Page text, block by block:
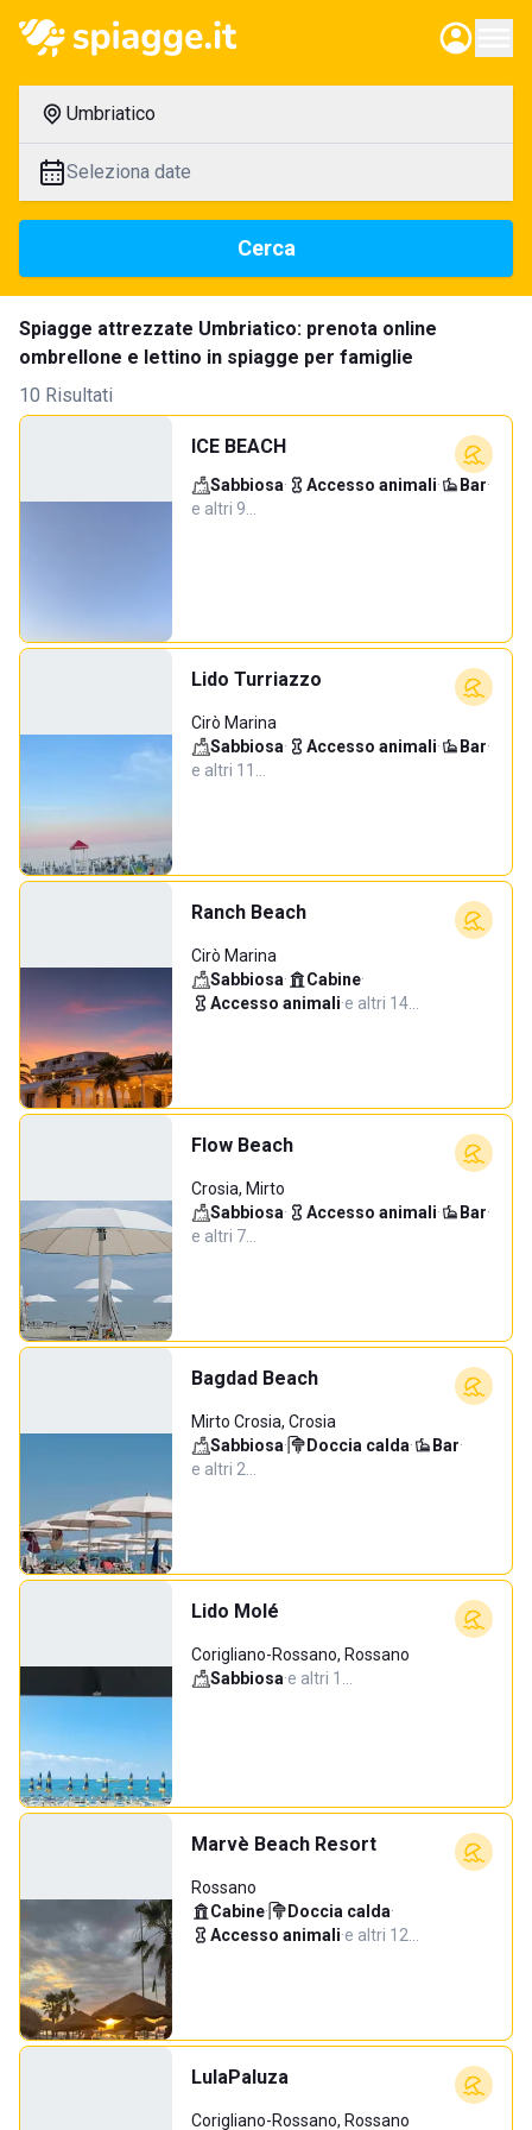
Umbriatico
Seleziona date
Cerca
Spiagge attrezzate Umbriatico: prenota online
ombrellone e lettino in spiagge per famiglie
10 Risultati
ICE BEACH
Sabbiosa· Accesso animali· Bar·
e altri 9…
Lido Turriazzo
Cirò Marina
Sabbiosa· Accesso animali· Bar·
e altri 11…
Ranch Beach
Cirò Marina
Sabbiosa· Cabine·
Accesso animali·e altri 14…
Flow Beach
Crosia, Mirto
Sabbiosa· Accesso animali· Bar·
e altri 7…
Bagdad Beach
Mirto Crosia, Crosia
Sabbiosa· Doccia calda· Bar·
e altri 2…
Lido Molé
Corigliano-Rossano, Rossano
Sabbiosa·e altri 1…
Marvè Beach Resort
Rossano
Cabine· Doccia calda·
Accesso animali·e altri 12…
LulaPaluza
Corigliano-Rossano, Rossano